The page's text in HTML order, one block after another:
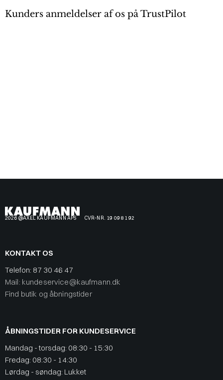
Kunders anmeldelser af os på TrustPilot
2026 @AXEL KAUFMANN APS CVR-NR. 19 09 81 92
KONTAKT OS
Telefon: 87 30 46 47
Mail: kundeservice@kaufmann.dk
Find butik og åbningstider
ÅBNINGSTIDER FOR KUNDESERVICE
Mandag - torsdag: 08:30 - 15:30
Fredag: 08:30 - 14:30
Lørdag - søndag: Lukket